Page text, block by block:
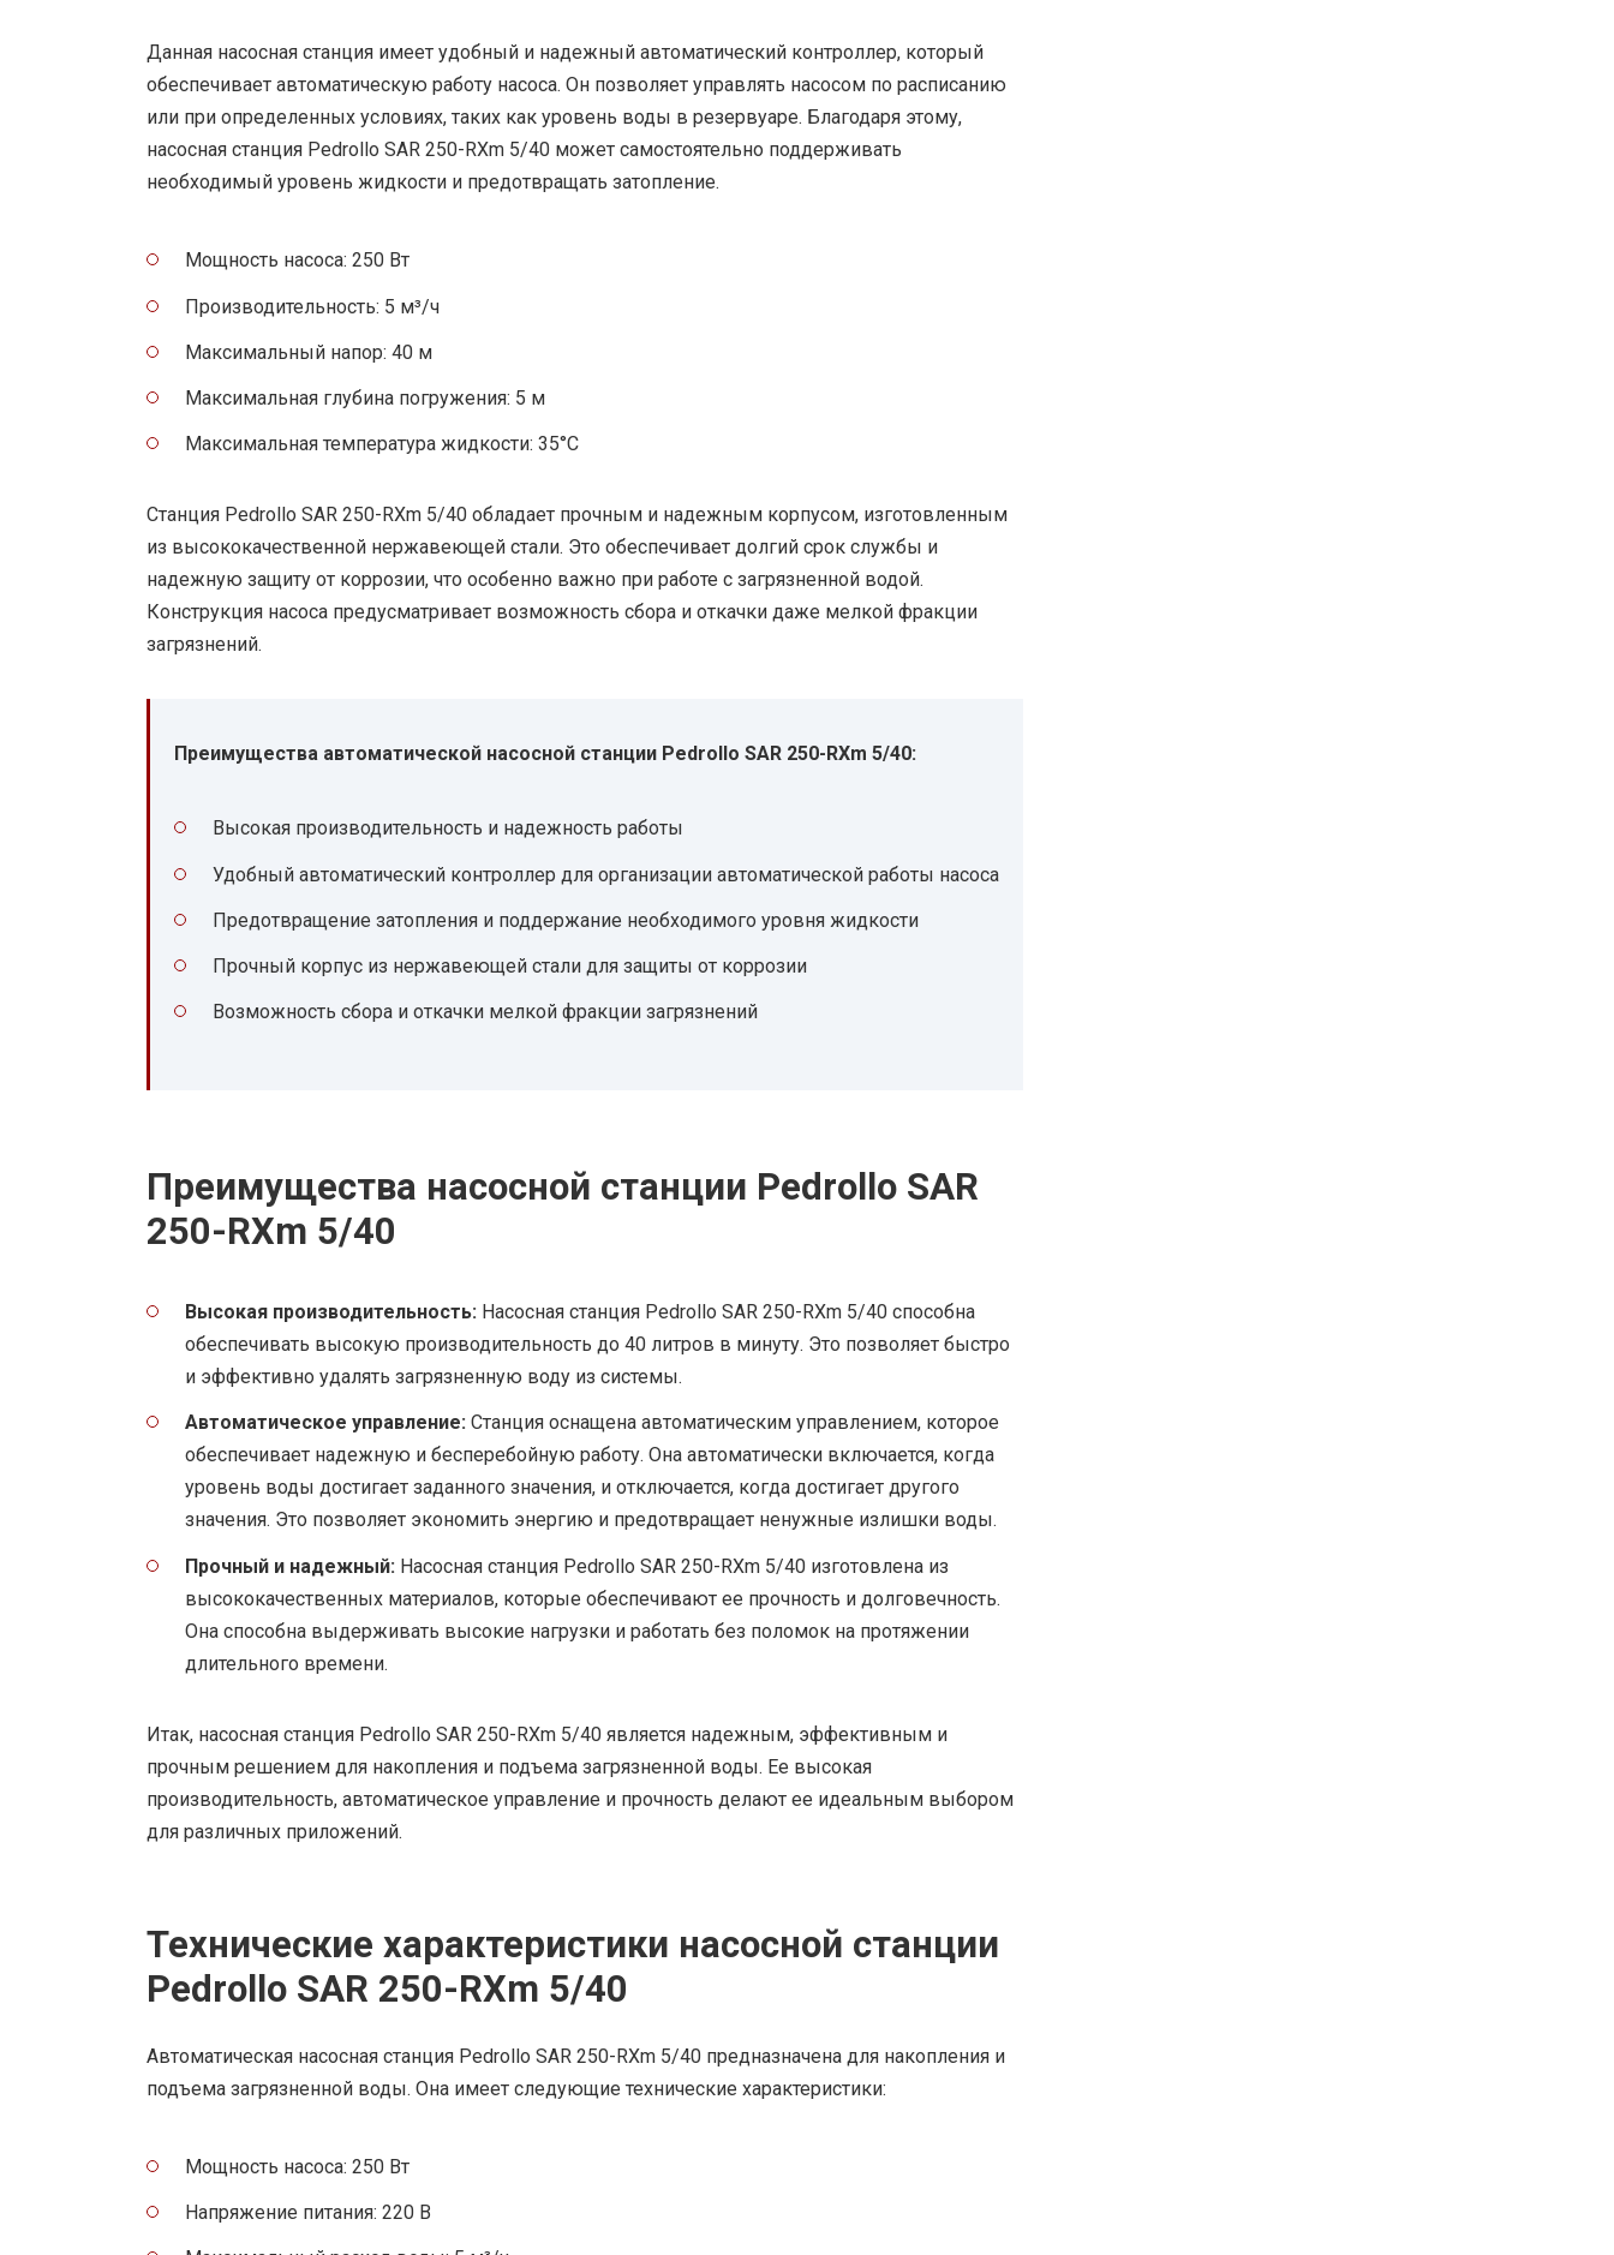
Данная насосная станция имеет удобный и надежный автоматический контроллер, который
обеспечивает автоматическую работу насоса. Он позволяет управлять насосом по расписанию
или при определенных условиях, таких как уровень воды в резервуаре. Благодаря этому,
насосная станция Pedrollo SAR 250-RXm 5/40 может самостоятельно поддерживать
необходимый уровень жидкости и предотвращать затопление.
Мощность насоса: 250 Вт
Производительность: 5 м³/ч
Максимальный напор: 40 м
Максимальная глубина погружения: 5 м
Максимальная температура жидкости: 35°C
Станция Pedrollo SAR 250-RXm 5/40 обладает прочным и надежным корпусом, изготовленным
из высококачественной нержавеющей стали. Это обеспечивает долгий срок службы и
надежную защиту от коррозии, что особенно важно при работе с загрязненной водой.
Конструкция насоса предусматривает возможность сбора и откачки даже мелкой фракции
загрязнений.
Преимущества автоматической насосной станции Pedrollo SAR 250-RXm 5/40:
Высокая производительность и надежность работы
Удобный автоматический контроллер для организации автоматической работы насоса
Предотвращение затопления и поддержание необходимого уровня жидкости
Прочный корпус из нержавеющей стали для защиты от коррозии
Возможность сбора и откачки мелкой фракции загрязнений
Преимущества насосной станции Pedrollo SAR
250-RXm 5/40
Высокая производительность: Насосная станция Pedrollo SAR 250-RXm 5/40 способна
обеспечивать высокую производительность до 40 литров в минуту. Это позволяет быстро
и эффективно удалять загрязненную воду из системы.
Автоматическое управление: Станция оснащена автоматическим управлением, которое
обеспечивает надежную и бесперебойную работу. Она автоматически включается, когда
уровень воды достигает заданного значения, и отключается, когда достигает другого
значения. Это позволяет экономить энергию и предотвращает ненужные излишки воды.
Прочный и надежный: Насосная станция Pedrollo SAR 250-RXm 5/40 изготовлена из
высококачественных материалов, которые обеспечивают ее прочность и долговечность.
Она способна выдерживать высокие нагрузки и работать без поломок на протяжении
длительного времени.
Итак, насосная станция Pedrollo SAR 250-RXm 5/40 является надежным, эффективным и
прочным решением для накопления и подъема загрязненной воды. Ее высокая
производительность, автоматическое управление и прочность делают ее идеальным выбором
для различных приложений.
Технические характеристики насосной станции
Pedrollo SAR 250-RXm 5/40
Автоматическая насосная станция Pedrollo SAR 250-RXm 5/40 предназначена для накопления и
подъема загрязненной воды. Она имеет следующие технические характеристики:
Мощность насоса: 250 Вт
Напряжение питания: 220 В